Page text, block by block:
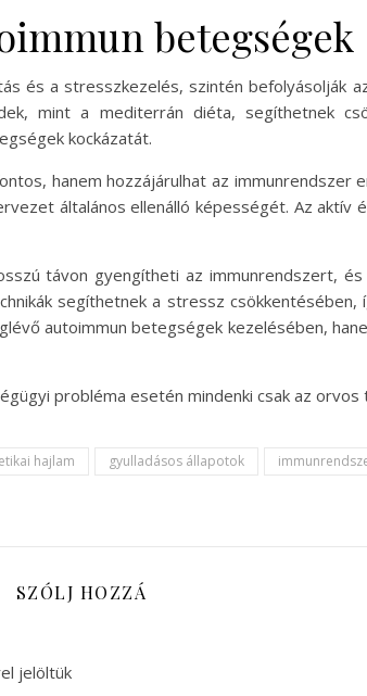
betegségek
és a stresszkezelés, szintén befolyásolják
mint a mediterrán diéta, segíthetnek
kockázatát.
hanem hozzájárulhat az immunrendszer
általános ellenálló képességét. Az
távon gyengítheti az immunrendszert,
segíthetnek a stressz csökkentésében,
autoimmun betegségek kezelésében,
probléma esetén mindenki csak az orvos
hajlam gyulladásos állapotok
SZÓLJ HOZZÁ
jelöltük